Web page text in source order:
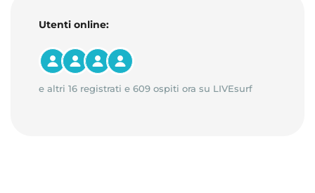
Utenti online:
e altri 16 registrati e 609 ospiti ora su LIVEsurf